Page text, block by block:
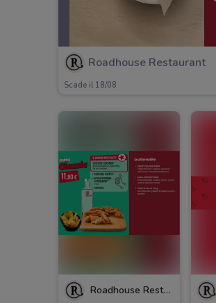
Roadhouse Restaurant
Scade il 18/08
Roadhouse Restaurant